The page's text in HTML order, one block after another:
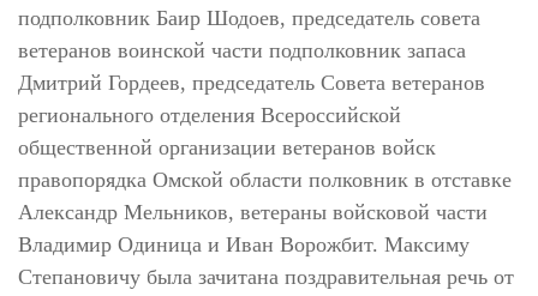
подполковник Баир Шодоев, председатель совета
ветеранов воинской части подполковник запаса
Дмитрий Гордеев, председатель Совета ветеранов
регионального отделения Всероссийской
общественной организации ветеранов войск
правопорядка Омской области полковник в отставке
Александр Мельников, ветераны войсковой части
Владимир Одиница и Иван Ворожбит. Максиму
Степановичу была зачитана поздравительная речь от